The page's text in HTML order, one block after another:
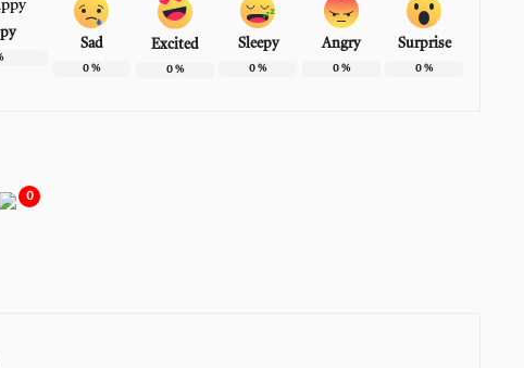
Sad
0 %
Excited
0%
Sleepy
0 %
Angry
0%
Surprise
0 %
0